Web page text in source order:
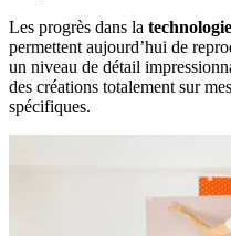
Les progrès dans la
permettent aujourd’hui de
un niveau de détail
des créations totalement sur
spécifiques.